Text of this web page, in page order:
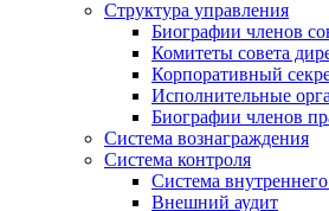
Структура управления
Биографии членов
Комитеты совета
Корпоративный
Исполнительные
Биографии членов
Система вознаграждения
Система контроля
Система
Внешний аудит